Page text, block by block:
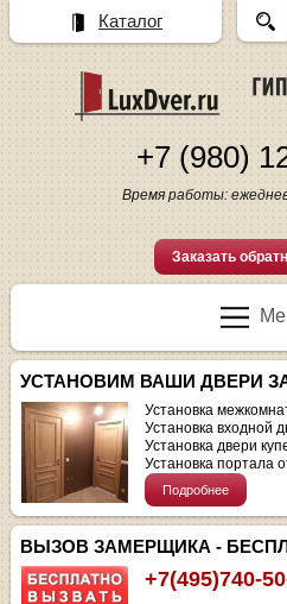
+7 (980)
Время работы:
Заказать
УСТАНОВИМ ВАШИ ДВЕРИ
Установка
Установка входной
Установка двери
Установка портала
Подробнее
ВЫЗОВ ЗАМЕРЩИКА -
+7(495)740-
Каталог